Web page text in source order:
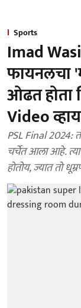
Sports
Imad
फायनलचा
ओढत होता
Video
PSL Final 2024:
चर्चेत आला आहे.
होतोय, ज्यात तो